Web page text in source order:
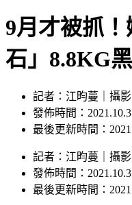
9月才被抓
石」8.8KG
記者：江昀蔓｜攝影
發佈時間：
記者：江昀蔓｜ 攝影
發佈時間：